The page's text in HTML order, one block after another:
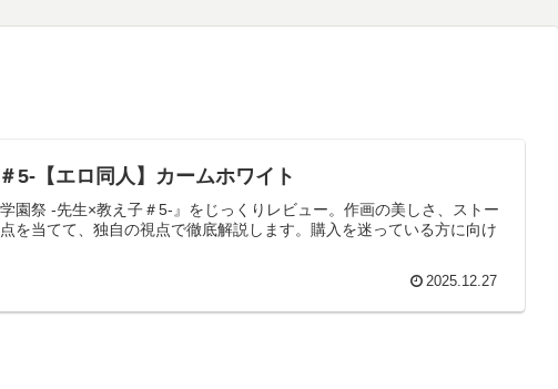
5-【エロ同人】カームホワイト
園祭 -先生×教え子＃5-』をじっくりレビュー。作画の美しさ、ストー
を当てて、独自の視点で徹底解説します。購入を迷っている方に向け
2025.12.27